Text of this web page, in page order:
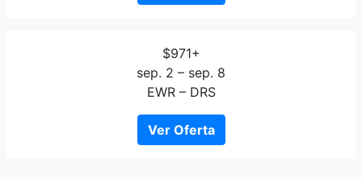
$971+
sep. 2 – sep. 8
EWR – DRS
Ver Oferta